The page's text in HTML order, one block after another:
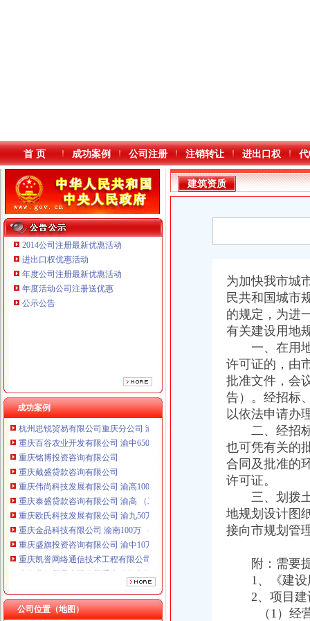
本站导航
首 页 成功案例 公司注册 注销转让 进出口权
2014公司注册最新优惠活动
进出口权优惠活动
年度公司注册最新优惠活动
年度活动公司注册送优惠
公示公告
成功案例
重庆铭博投资咨询有限公司
重庆戴盛贷款咨询有限公司
重庆凯誉网络通信技术工程有限公司渝中分公司 （工商注册）
上海兆妩贸易有限公司重庆时代广场分公司 渝中 （工商注册）
杭州思锐贸易有限公司重庆分公司 渝中 （工商注册）
重庆百谷农业开发有限公司 渝中650万 （注册）
重庆铭博投资咨询有限公司
重庆戴盛贷款咨询有限公司
重庆伟尚科技发展有限公司 渝高100万 （工商注册）
重庆泰盛贷款咨询有限公司 渝高 （工商注册）
重庆欧氏科技发展有限公司 渝九50万 （进出口权）
重庆金品科技有限公司 渝南100万 （进出口权）
重庆盛旗投资咨询有限公司 渝中10万 （工商注册）
重庆凯誉网络通信技术工程有限公司渝中分公司 （工商注册）
上海兆妩贸易有限公司重庆时代广场分公司 渝中 （工商注册）
杭州思锐贸易有限公司重庆分公司 渝中 （工商注册）
重庆百谷农业开发有限公司 渝中650万 （注册）
公司位置（地图）
建筑资质
为加快我市城
民共和国城市
的规定，为进
有关建设用地
一、在用地
许可证的，由
批准文件，会
告）。经招标
以依法申请办
二、经招标
也可凭有关的
合同及批准的
许可证。
三、划拨土
地规划设计图
接向市规划管
附：需要提
1、《建设
2、项目建
（1）经营